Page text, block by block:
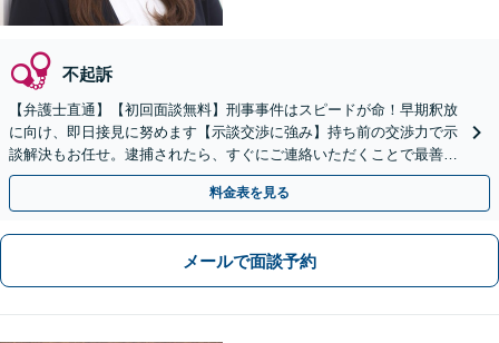
不起訴
【弁護士直通】【初回面談無料】刑事事件はスピードが命！早期釈放
に向け、即日接見に努めます【示談交渉に強み】持ち前の交渉力で示
談解決もお任せ。逮捕されたら、すぐにご連絡いただくことで最善の
解決に向け尽力します【夜間・休日面談可】【完全個室】
料金表を見る
メールで面談予約